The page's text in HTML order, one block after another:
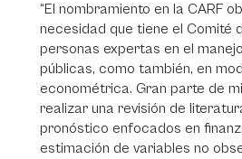
“El nombramiento en la CARF
necesidad que tiene el Comité
personas expertas en el
públicas, como también, en
econométrica. Gran parte de
realizar una revisión de
pronóstico enfocados en
estimación de variables no